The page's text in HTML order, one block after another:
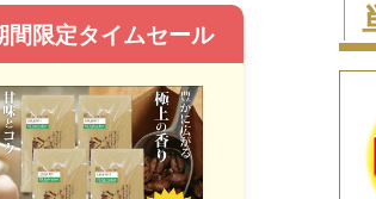
間限定タイムセール